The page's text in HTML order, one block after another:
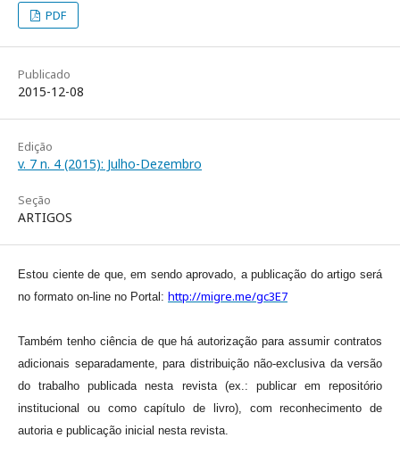
PDF
Publicado
2015-12-08
Edição
v. 7 n. 4 (2015): Julho-Dezembro
Seção
ARTIGOS
Estou ciente de que, em sendo aprovado, a publicação do artigo será
no formato on-line no Portal: http://migre.me/gc3E7
Também tenho ciência de que há autorização para assumir contratos
adicionais separadamente, para distribuição não-exclusiva da versão
do trabalho publicada nesta revista (ex.: publicar em repositório
institucional ou como capítulo de livro), com reconhecimento de
autoria e publicação inicial nesta revista.